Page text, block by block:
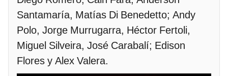
Santamaría, Matías Di Benedetto; Andy
Polo, Jorge Murrugarra, Héctor Fertoli,
Miguel Silveira, José Carabalí; Edison
Flores y Alex Valera.